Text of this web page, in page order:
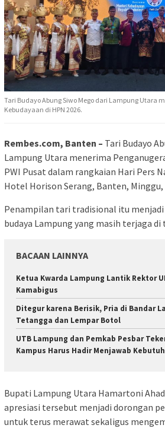
Tari Budayo Abung Siwo Mego dari Lampung Utara
Kebudayaan di HPN 2026.
Rembes.com, Banten – Tari Budayo
Lampung Utara menerima
PWI Pusat dalam rangkaian Hari Pers
Hotel Horison Serang, Banten, Minggu,
Penampilan tari tradisional itu menjadi
budaya Lampung yang masih terjaga
BACAAN LAINNYA
Ketua Kwarda Lampung Lantik Rektor
Kamabigus
Ditegur karena Berisik, Pria di Bandar
Tetangga dan Lempar Botol
UTB Lampung dan Pemkab Pesbar
Kampus Harus Hadir Menjawab
Bupati Lampung Utara Hamartoni
apresiasi tersebut menjadi dorongan
untuk terus merawat sekaligus